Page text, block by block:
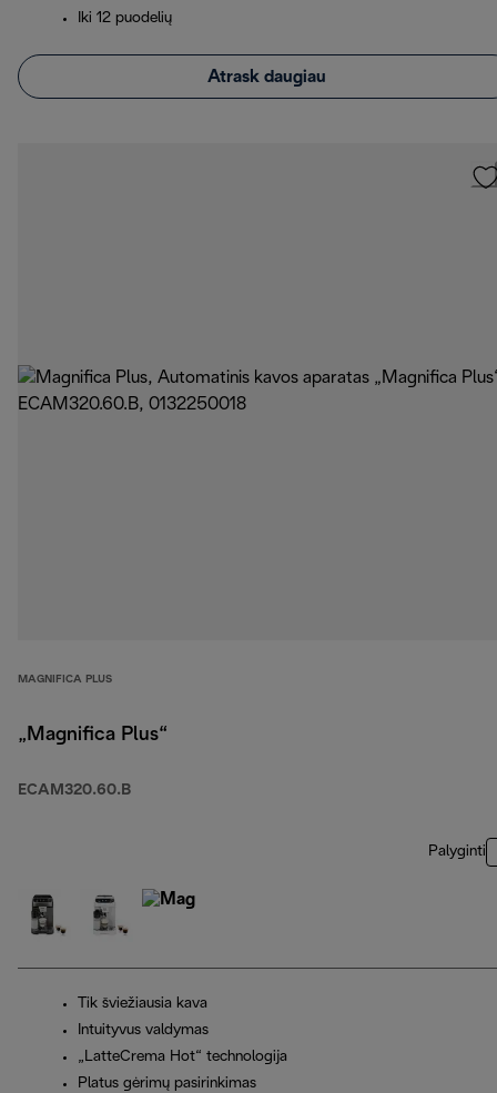
Iki 12 puodelių
Atrask daugiau
MAGNIFICA PLUS
„Magnifica Plus“
ECAM320.60.B
Palyginti
Tik šviežiausia kava
Intuityvus valdymas
„LatteCrema Hot“ technologija
Platus gėrimų pasirinkimas